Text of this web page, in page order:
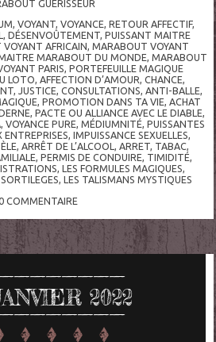
GUÉRISSEUR
, VOYANT, VOYANCE, RETOUR AFFECTIF,
, DÉSENVOÛTEMENT, PUISSANT MAITRE
AFRICAIN,MARABOUT VOYANT
MARABOUT DU MONDE,MARABOUT
PARIS,PORTEFEUILLE MAGIQUE
LOTO, AFFECTION D’AMOUR, CHANCE,
,JUSTICE,CONSULTATIONS,ANTI-BALLE,
,PROMOTION DANS TA VIE,ACHAT
,PACTE OU ALLIANCE AVEC LE DIABLE,
,VOYANCE PURE,MÉDIUMNITÉ,PUISSANTES
ENTREPRISES,IMPUISSANCE SEXUELLES,
,ARRÊT DE L’ALCOOL,ARRET, TABAC,
, PERMIS DE CONDUIRE, TIMIDITÉ,
, LES FORMULES MAGIQUES,
, LES TALISMANS MYSTIQUES
COMMENTAIRE
2022